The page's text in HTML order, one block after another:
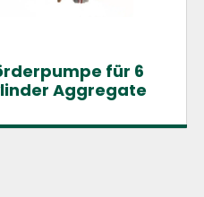
für 6
Aggregate